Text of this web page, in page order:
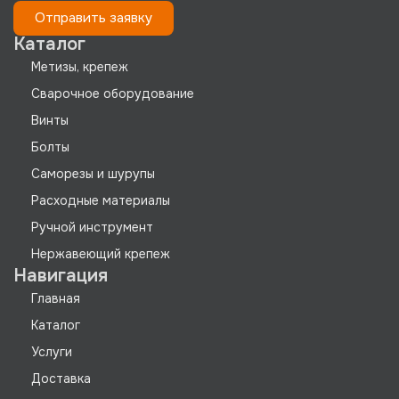
Отправить заявку
Каталог
Метизы, крепеж
Сварочное оборудование
Винты
Болты
Саморезы и шурупы
Расходные материалы
Ручной инструмент
Нержавеющий крепеж
Навигация
Главная
Каталог
Услуги
Доставка